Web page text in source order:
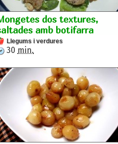
dos textures,
amb botifarra
Llegums i verdures
30 min.